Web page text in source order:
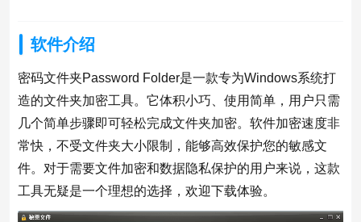
软件介绍
密码文件夹Password Folder是一款专为Windows系统打
造的文件夹加密工具。它体积小巧、使用简单，用户只需
几个简单步骤即可轻松完成文件夹加密。软件加密速度非
常快，不受文件夹大小限制，能够高效保护您的敏感文
件。对于需要文件加密和数据隐私保护的用户来说，这款
工具无疑是一个理想的选择，欢迎下载体验。